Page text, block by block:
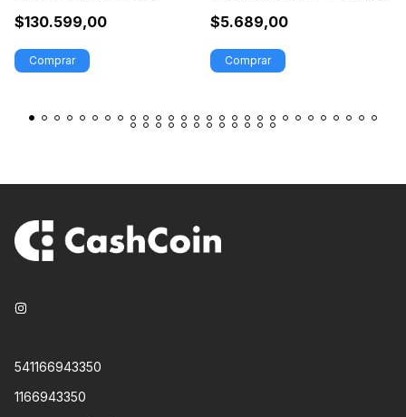
$130.599,00 $5.689,00
Comprar
541166943350
1166943350